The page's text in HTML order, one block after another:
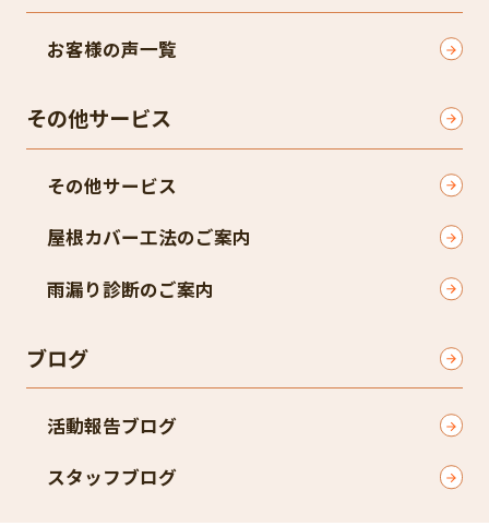
お客様の声一覧
その他サービス
その他サービス
屋根カバー工法のご案内
雨漏り診断のご案内
ブログ
活動報告ブログ
スタッフブログ